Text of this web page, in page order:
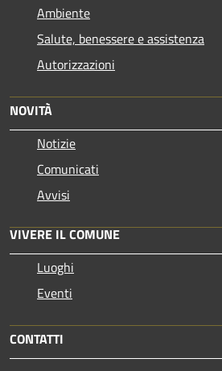
Ambiente
Salute, benessere e assistenza
Autorizzazioni
NOVITÀ
Notizie
Comunicati
Avvisi
VIVERE IL COMUNE
Luoghi
Eventi
CONTATTI